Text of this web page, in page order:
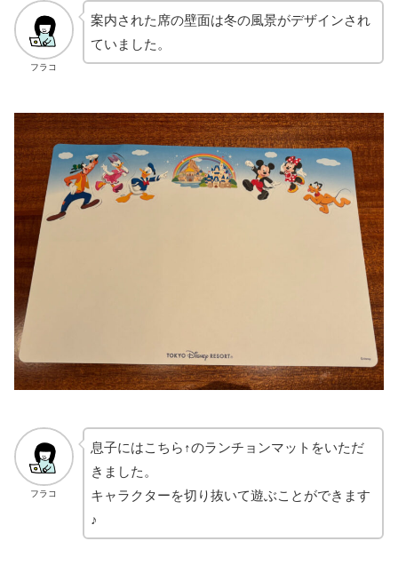
フラコ
案内された席の壁面は冬の風景がデザインされ
ていました。
フラコ
息子にはこちら↑のランチョンマットをいただ
きました。
キャラクターを切り抜いて遊ぶことができます
♪